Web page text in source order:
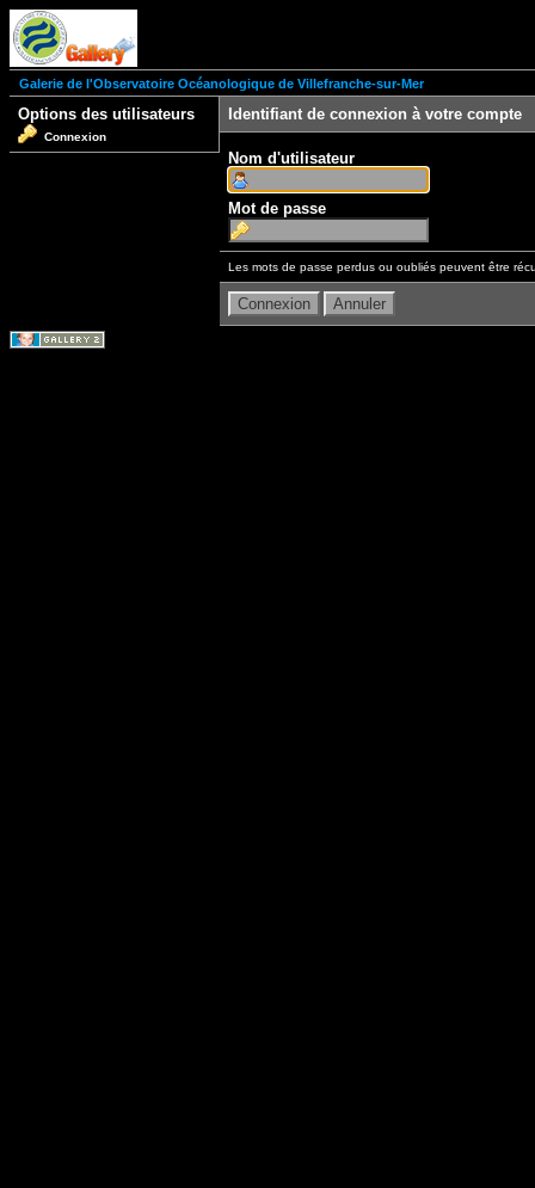
Galerie de l'Observatoire Océanologique de Villefranche-sur-Mer
Options des utilisateurs
Connexion
Identifiant de connexion à votre compte
Nom d'utilisateur
Mot de passe
Les mots de passe perdus ou oubliés peuvent être